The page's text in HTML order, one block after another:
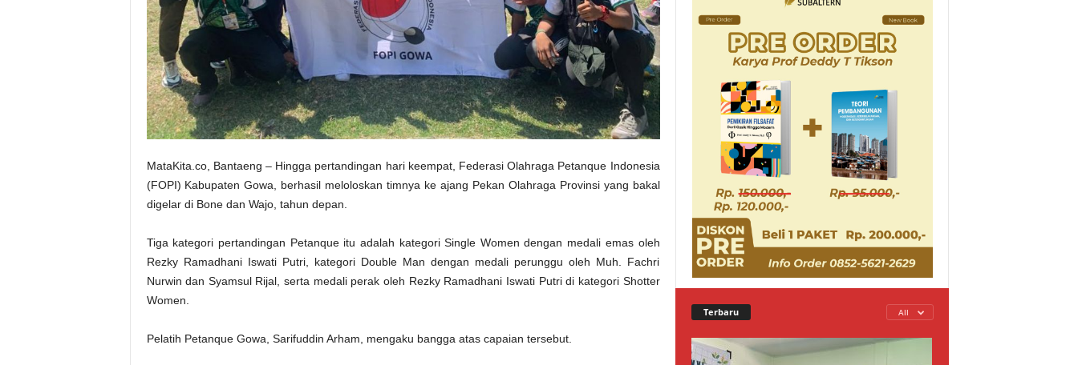
MataKita.co, Bantaeng – Hingga pertandingan hari keempat, Federasi Olahraga Petanque Indonesia
(FOPI) Kabupaten Gowa, berhasil meloloskan timnya ke ajang Pekan Olahraga Provinsi yang bakal
digelar di Bone dan Wajo, tahun depan.
Tiga kategori pertandingan Petanque itu adalah kategori Single Women dengan medali emas oleh
Rezky Ramadhani Iswati Putri, kategori Double Man dengan medali perunggu oleh Muh. Fachri
Nurwin dan Syamsul Rijal, serta medali perak oleh Rezky Ramadhani Iswati Putri di kategori Shotter
Women.
Pelatih Petanque Gowa, Sarifuddin Arham, mengaku bangga atas capaian tersebut.
Terbaru All